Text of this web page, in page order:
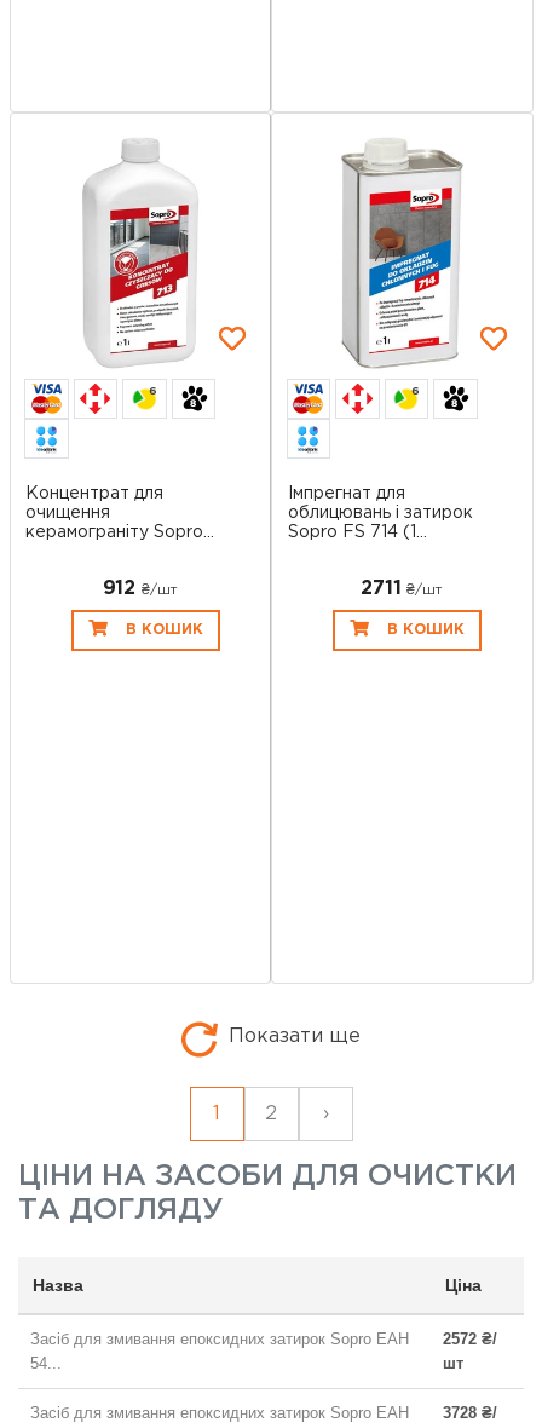
6
Концентрат для
очищення
керамограніту Sopro
912 ₴/шт
В КОШИК
6
Імпрегнат для
облицювань і затирок
Sopro FS 714 (1...
2711 ₴/шт
В КОШИК
Показати ще
1 2 ›
ЦІНИ НА ЗАСОБИ ДЛЯ ОЧИСТКИ
ТА ДОГЛЯДУ
Назва Ціна
Засіб для змивання епоксидних затирок Sopro EAH
54...
2572 ₴/
шт
Засіб для змивання епоксидних затирок Sopro EAH
3728 ₴/